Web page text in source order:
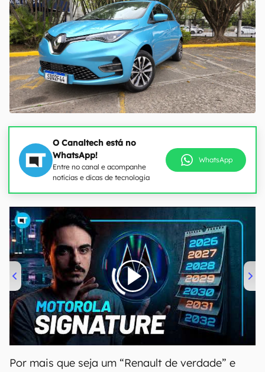
O Canaltech está no
WhatsApp!
Entre no canal e acompanhe
notícias e dicas de tecnologia
WhatsApp
00:00/20:46
Por mais que seja um “Renault de verdade” e